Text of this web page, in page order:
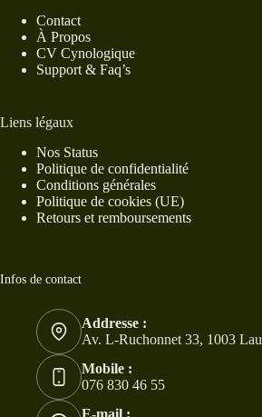
Contact
À Propos
CV Cynologique
Support & Faq’s
Liens légaux
Nos Status
Politique de confidentialité
Conditions générales
Politique de cookies (UE)
Retours et remboursements
Infos de contact
Addresse :
Av. L-Ruchonnet 33, 1003
Mobile :
076 830 46 55
E-mail :